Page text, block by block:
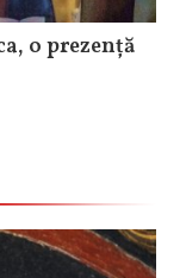
o prezență